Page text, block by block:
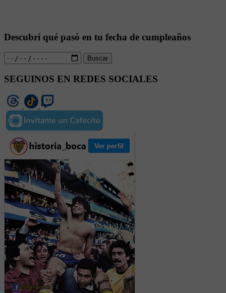
Descubrí qué pasó en tu fecha de cumpleaños
Buscar
SEGUINOS EN REDES SOCIALES